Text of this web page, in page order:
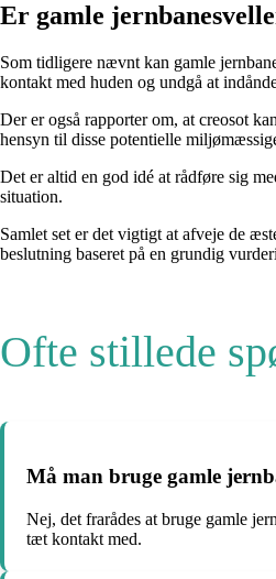
Er gamle
Som tidligere nævnt kan gamle
kontakt med huden og undgå at
Der er også rapporter om, at creosot
hensyn til disse potentielle
Det er altid en god idé at rådføre sig
situation.
Samlet set er det vigtigt at afveje de
beslutning baseret på en grundig
Ofte stillede
Må man bruge gamle
Nej, det frarådes at bruge gamle
tæt kontakt med.